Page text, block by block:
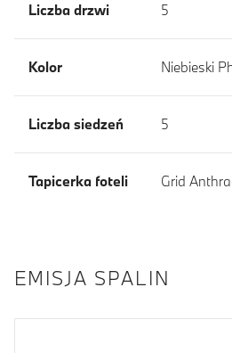
Liczba drzwi 5
Kolor Niebieski
Liczba siedzeń 5
Tapicerka foteli Grid
EMISJA SPALIN